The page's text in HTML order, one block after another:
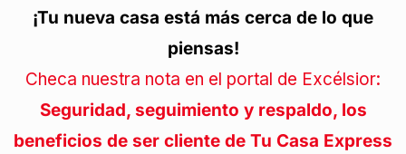
¡Tu nueva casa está más cerca de lo que
piensas!
Checa nuestra nota en el portal de Excélsior:
Seguridad, seguimiento y respaldo, los
beneficios de ser cliente de Tu Casa Express